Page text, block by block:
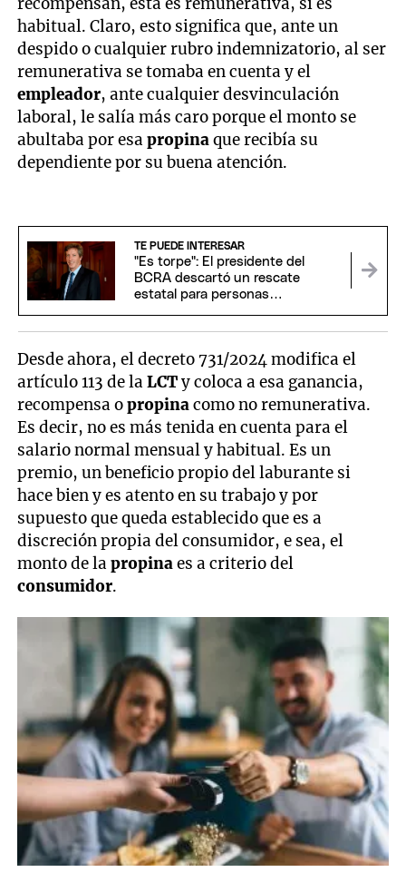
habitual. Claro, esto significa que, ante un
despido o cualquier rubro indemnizatorio, al ser
remunerativa se tomaba en cuenta y el
empleador, ante cualquier desvinculación
laboral, le salía más caro porque el monto se
abultaba por esapropinaque recibía su
dependiente por su buena atención.
TE PUEDE INTERESAR
"Es torpe": El presidente del
BCRA descartó un rescate
estatal para personas
Desde ahora, el decreto 731/2024 modifica el
artículo 113 de laLCTy coloca a esa ganancia,
recompensa opropinacomo no remunerativa.
Es decir, no es más tenida en cuenta para el
salario normal mensual y habitual. Es un
premio, un beneficio propio del laburante si
hace bien y es atento en su trabajo y por
supuesto que queda establecido que es a
discreción propia del consumidor, e sea, el
monto de lapropinaes a criterio del
consumidor.